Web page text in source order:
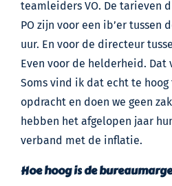
teamleiders VO. De tarieven
PO zijn voor een ib’er tussen
uur. En voor de directeur
Even voor de helderheid. Dat
Soms vind ik dat echt te
opdracht en doen we geen
hebben het afgelopen jaar
verband met de inflatie.
Hoe hoog is de